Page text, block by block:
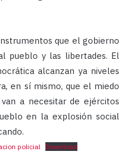
que el gobierno
pueblo y las libertades. El
alcanzan ya niveles
en sí mismo, que el miedo
a necesitar de ejércitos
en la explosión social
policial Download